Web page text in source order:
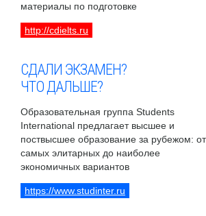
материалы по подготовке
http://cdielts.ru
СДАЛИ ЭКЗАМЕН?
ЧТО ДАЛЬШЕ?
Образовательная группа Students
International предлагает высшее и
поствысшее образование за рубежом: от
самых элитарных до наиболее
экономичных вариантов
https://www.studinter.ru